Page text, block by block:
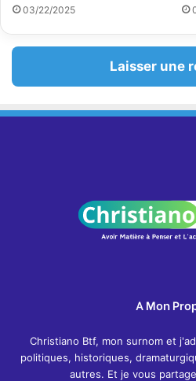
03/22/2025
Laisser une
A Mon
Christiano Btf, mon surnom et
politiques, historiques,
autres. Et je vous